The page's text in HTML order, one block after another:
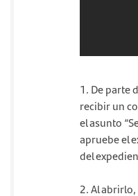
1. De parte
recibir un
el asunto
apruebe el
del
2. Al